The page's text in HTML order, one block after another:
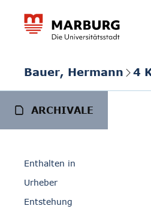
Bauer, Hermann 4
ARCHIVALE
Enthalten in
Urheber
Entstehung